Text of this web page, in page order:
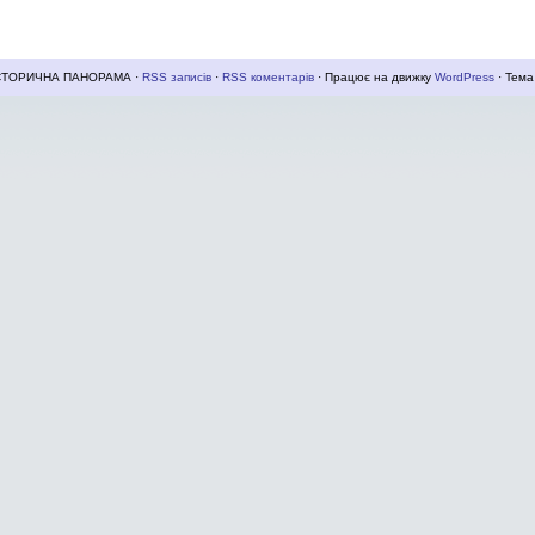
ПАНОРАМА · RSS записів · RSS коментарів · Працює на движку WordPress · Тема